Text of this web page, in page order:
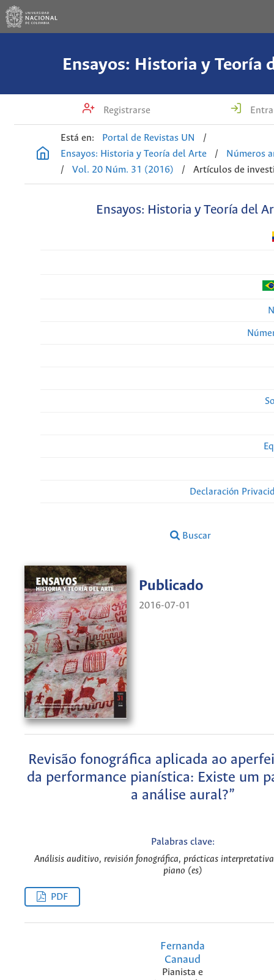
Ensayos: Historia y Teoría
Registrarse
Está en: Portal de Revistas UN
/
Ensayos: Historia y Teoría del Arte
/
Números
/
Vol. 20 Núm. 31 (2016) / Artículos de
Ensayos: Historia y Teoría del
Declaración
Buscar
Publicado
2016-07-01
Revisão fonográfica aplicada ao
da performance pianística: Existe um
a análise aural?”
Palabras clave:
Análisis auditivo, revisión fonográfica, prácticas
piano (es)
PDF
Fernanda
Canaud
Pianista e